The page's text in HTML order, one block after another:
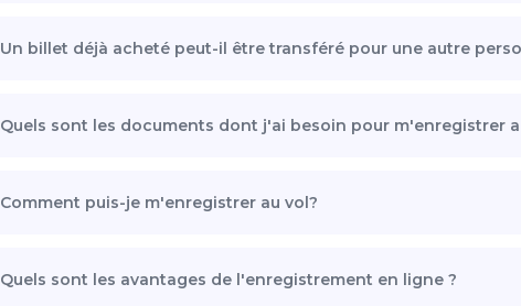
Un billet déjà acheté peut-il être transféré pour une autre
Quels sont les documents dont j'ai besoin pour m'enregistrer
Comment puis-je m'enregistrer au vol?
Quels sont les avantages de l'enregistrement en ligne ?